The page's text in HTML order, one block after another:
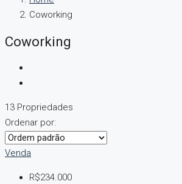
Coworking
Coworking
13 Propriedades
Ordenar por:
Venda
R$234.000